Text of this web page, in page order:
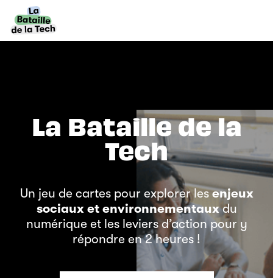
La Bataille de la
Tech
Un jeu de cartes pour explorer lesenjeux
sociaux et environnementauxdu
numérique et les leviers d’action pour y
répondre en 2 heures !